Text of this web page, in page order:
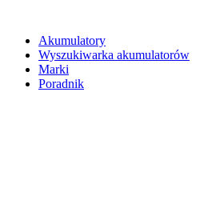
Akumulatory
Wyszukiwarka akumulatorów
Marki
Poradnik